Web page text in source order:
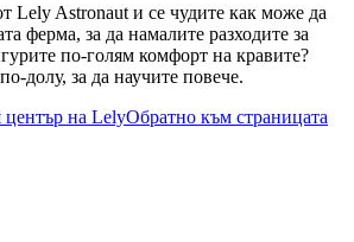
Lely Astronaut и се чудите как може да
ферма, за да намалите разходите за
по-голям комфорт на кравите?
долу, за да научите повече.
център на LelyОбратно към страницата